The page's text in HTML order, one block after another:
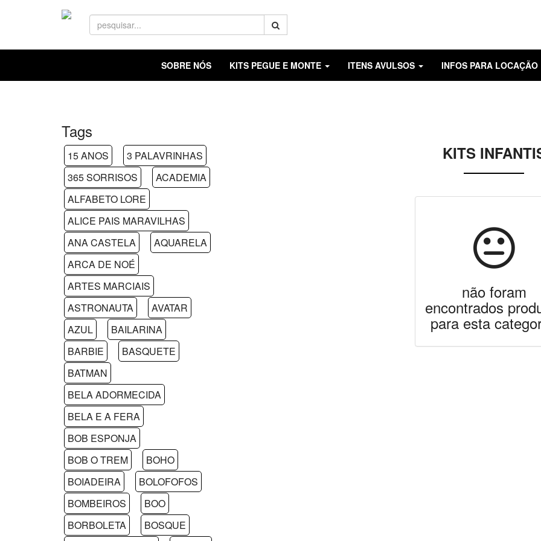
SOBRE NÓS KITS PEGUE E MONTE ITENS AVULSOS INFOS PARA LOCAÇÃO
Tags
15 ANOS
3 PALAVRINHAS
365 SORRISOS
ACADEMIA
ALFABETO LORE
ALICE PAIS MARAVILHAS
ANA CASTELA
AQUARELA
ARCA DE NOÉ
ARTES MARCIAIS
ASTRONAUTA
AVATAR
AZUL
BAILARINA
BARBIE
BASQUETE
BATMAN
BELA ADORMECIDA
BELA E A FERA
BOB ESPONJA
BOB O TREM
BOHO
BOIADEIRA
BOLOFOFOS
BOMBEIROS
BOO
BORBOLETA
BOSQUE
KITS
não foram
encontrados
para esta